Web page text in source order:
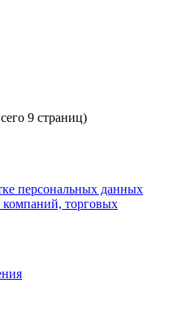
9 страниц)
персональных данных
торговых